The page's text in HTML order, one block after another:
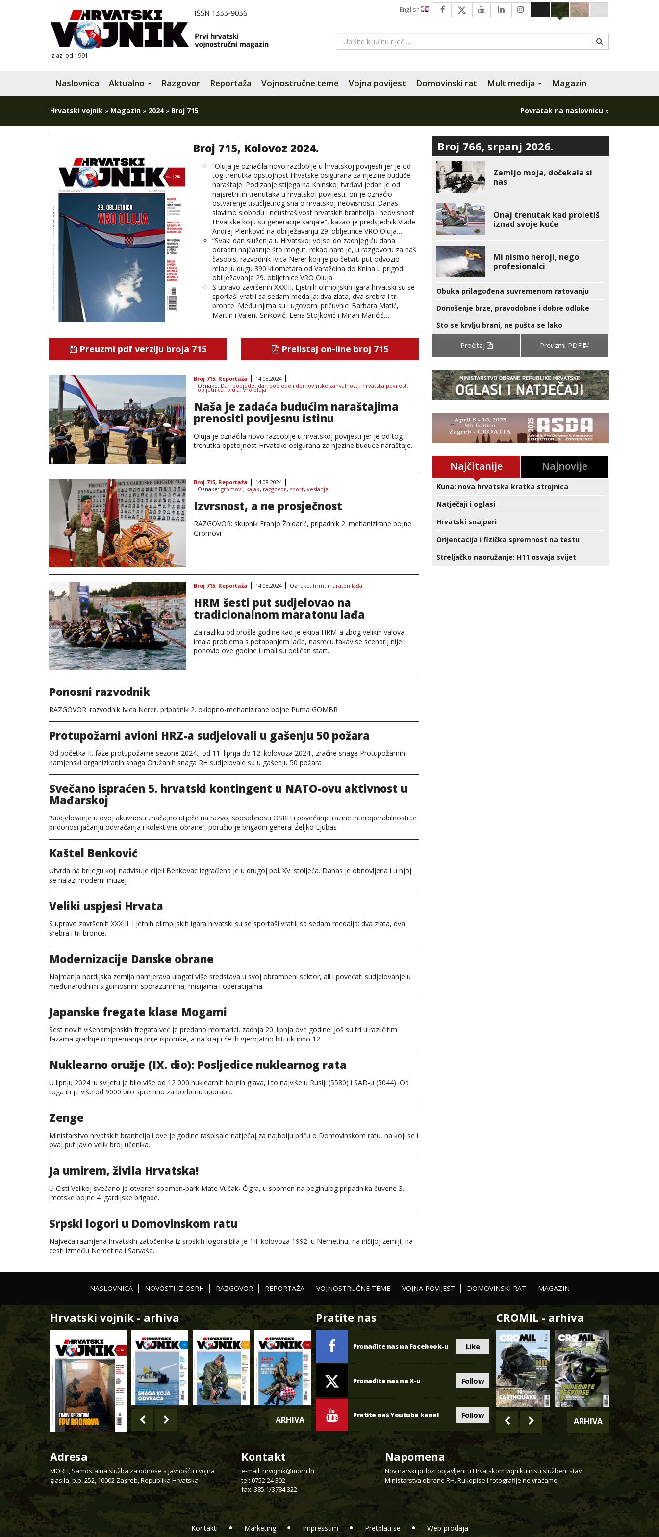
izlazi od 1991.
English
Naslovnica Aktualno Razgovor Reportaža Vojnostručne teme Vojna povijest Domovinski rat Multimedija Magazin
Hrvatski vojnik » Magazin » 2024» Broj 715 Povratak na naslovnicu »
Broj 715, Kolovoz 2024.
“Oluja je označila novo razdoblje u hrvatskoj povijesti jer je od
tog trenutka opstojnost Hrvatske osigurana za njezine buduće
naraštaje. Podizanje stijega na Kninskoj tvrđavi jedan je od
najsretnijih trenutaka u hrvatskoj povijesti, on je označio
ostvarenje tisućljetnog sna o hrvatskoj neovisnosti. Danas
slavimo slobodu i neustrašivost hrvatskih branitelja i neovisnost
Hrvatske koju su generacije sanjale”, kazao je predsjednik Vlade
Andrej Plenković na obilježavanju 29. obljetnice VRO Oluja…
“Svaki dan služenja u Hrvatskoj vojsci do zadnjeg ću dana
odraditi najčasnije što mogu“, rekao nam je, u razgovoru za naš
časopis, razvodnik Ivica Nerer koji je po četvrti put odvozio
relaciju dugu 390 kilometara od Varaždina do Knina u prigodi
obilježavanja 29. obljetnice VRO Oluja…
S upravo završenih XXXIII. Ljetnih olimpijskih igara hrvatski su se
sportaši vratili sa sedam medalja: dva zlata, dva srebra i tri
bronce. Među njima su i ugovorni pričuvnici Barbara Matić,
Martin i Valent Sinković, Lena Stojković i Miran Maričić…
Preuzmi pdf verziju broja 715 Prelistaj on-line broj 715
Broj 715, Reportaža
14.08.2024
Oznake: Dan pobjede, dan pobjede i domovinske zahvalnosti, hrvatska povijest,
obljetnica,oluja,vro oluja
Naša je zadaća budućim naraštajima
prenositi povijesnu istinu
Oluja je označila novo razdoblje u hrvatskoj povijesti jer je od tog
trenutka opstojnost Hrvatske osigurana za njezine buduće naraštaje.
Broj 715, Reportaža
14.08.2024
Oznake: gromovi, kajak, razgovor, sport, veslanje
Izvrsnost, a ne prosječnost
RAZGOVOR: skupnik Franjo Žnidarić, pripadnik 2. mehanizirane bojne
Gromovi
Broj 715, Reportaža 14.08.2024 Oznake: hrm, maraton lađa
HRM šesti put sudjelovao na
tradicionalnom maratonu lađa
Za razliku od prošle godine kad je ekipa HRM-a zbog velikih valova
imala problema s potapanjem lađe, nasreću takav se scenarij nije
ponovio ove godine i imali su odličan start.
Ponosni razvodnik
RAZGOVOR: razvodnik Ivica Nerer, pripadnik 2. oklopno-mehanizirane bojne Puma GOMBR
Protupožarni avioni HRZ-a sudjelovali u gašenju 50 požara
Od početka II. faze protupožarne sezone 2024., od 11. lipnja do 12. kolovoza 2024., zračne snage Protupožarnih
namjenski organiziranih snaga Oružanih snaga RH sudjelovale su u gašenju 50 požara
Svečano ispraćen 5. hrvatski kontingent u NATO-ovu aktivnost u
Mađarskoj
‘’Sudjelovanje u ovoj aktivnosti značajno utječe na razvoj sposobnosti OSRH i povećanje razine interoperabilnosti te
pridonosi jačanju odvraćanja i kolektivne obrane’’, poručio je brigadni general Željko Ljubas
Kaštel Benković
Utvrda na brijegu koji nadvisuje cijeli Benkovac izgrađena je u drugoj pol. XV. stoljeća. Danas je obnovljena i u njoj
se nalazi moderni muzej
Veliki uspjesi Hrvata
S upravo završenih XXXIII. Ljetnih olimpijskih igara hrvatski su se sportaši vratili sa sedam medalja: dva zlata, dva
srebra i tri bronce.
Modernizacije Danske obrane
Najmanja nordijska zemlja namjerava ulagati više sredstava u svoj obrambeni sektor, ali i povećati sudjelovanje u
međunarodnim sigurnosnim sporazumima, misijama i operacijama
Japanske fregate klase Mogami
Šest novih višenamjenskih fregata već je predano mornarici, zadnja 20. lipnja ove godine. Još su tri u različitim
fazama gradnje ili opremanja prije isporuke, a na kraju će ih vjerojatno biti ukupno 12
Nuklearno oružje (IX. dio): Posljedice nuklearnog rata
U lipnju 2024. u svijetu je bilo više od 12 000 nuklearnih bojnih glava, i to najviše u Rusiji (5580) i SAD-u (5044). Od
toga ih je više od 9000 bilo spremno za borbenu uporabu.
Zenge
Ministarstvo hrvatskih branitelja i ove je godine raspisalo natječaj za najbolju priču o Domovinskom ratu, na koji se i
ovaj put javio velik broj učenika.
Ja umirem, živila Hrvatska!
U Cisti Velikoj svečano je otvoren spomen-park Mate Vučak- Čigra, u spomen na poginulog pripadnika čuvene 3.
imotske bojne 4. gardijske brigade.
Srpski logori u Domovinskom ratu
Najveća razmjena hrvatskih zatočenika iz srpskih logora bila je 14. kolovoza 1992. u Nemetinu, na ničijoj zemlji, na
cesti između Nemetina i Sarvaša.
Broj 766, srpanj 2026.
Zemljo moja, dočekala si
nas
Onaj trenutak kad proletiš
iznad svoje kuće
Mi nismo heroji, nego
profesionalci
Obuka prilagođena suvremenom ratovanju
Donošenje brze, pravodobne i dobre odluke
Što se krvlju brani, ne pušta se lako
Pročitaj Preuzmi PDF
Najčitanije Najnovije
Kuna: nova hrvatska kratka strojnica
Natječaji i oglasi
Hrvatski snajperi
Orijentacija i fizička spremnost na testu
Streljačko naoružanje: H11 osvaja svijet
NASLOVNICA NOVOSTI IZ OSRH RAZGOVOR REPORTAŽA VOJNOSTRUČNE TEME VOJNA POVIJEST DOMOVINSKI RAT MAGAZIN
Hrvatski vojnik - arhiva
ARHIVA
Pratite nas
Pronađite nas na Facebook-u Like
Pronađite nas na X-u Follow
Pratite naš Youtube kanal Follow
CROMIL - arhiva
ARHIVA
Adresa
MORH, Samostalna služba za odnose s javnošću i vojna
glasila, p.p. 252, 10002 Zagreb, Republika Hrvatska
Kontakt
e-mail:hrvojnik@morh.hr
tel: 0752 24 302
fax: 385 1/3784 322
Napomena
Novinarski prilozi objavljeni u Hrvatskom vojniku nisu službeni stav
Ministarstva obrane RH. Rukopise i fotografije ne vraćamo.
Kontakti Marketing Impressum Pretplati se Web-prodaja